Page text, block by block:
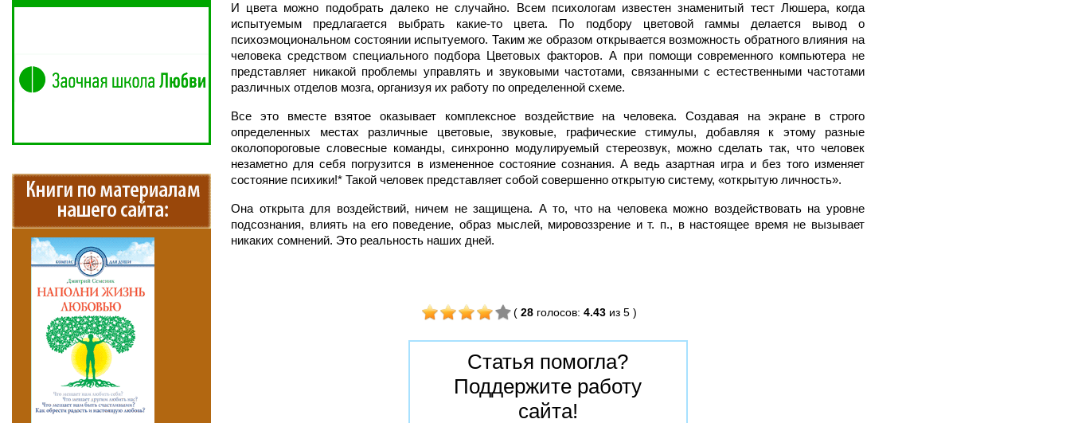
И цвета можно подобрать далеко не случайно. Всем психологам известен знаменитый тест Люшера, когда
испытуемым предлагается выбрать какие-то цвета. По подбору цветовой гаммы делается вывод о
психоэмоциональном состоянии испытуемого. Таким же образом открывается возможность обратного влияния на
человека средством специального подбора Цветовых факторов. А при помощи современного компьютера не
представляет никакой проблемы управлять и звуковыми частотами, связанными с естественными частотами
различных отделов мозга, организуя их работу по определенной схеме.
Все это вместе взятое оказывает комплексное воздействие на человека. Создавая на экране в строго
определенных местах различные цветовые, звуковые, графические стимулы, добавляя к этому разные
околопороговые словесные команды, синхронно модулируемый стереозвук, можно сделать так, что человек
незаметно для себя погрузится в измененное состояние сознания. А ведь азартная игра и без того изменяет
состояние психики!* Такой человек представляет собой совершенно открытую систему, «открытую личность».
Она открыта для воздействий, ничем не защищена. А то, что на человека можно воздействовать на уровне
подсознания, влиять на его поведение, образ мыслей, мировоззрение и т. п., в настоящее время не вызывает
никаких сомнений. Это реальность наших дней.
( 28 голосов: 4.43из 5)
Статья помогла?
Поддержите работу
сайта!